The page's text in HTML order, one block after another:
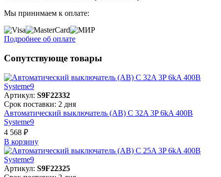
Мы принимаем к оплате:
Подробнее об оплате
Сопутствующе товары
Артикул: S9F22332
Срок поставки: 2 дня
Автоматический выключатель (АВ) C 32A 3P 6kA 400В
Systeme9
4 568 ₽
В корзинy
Артикул: S9F22325